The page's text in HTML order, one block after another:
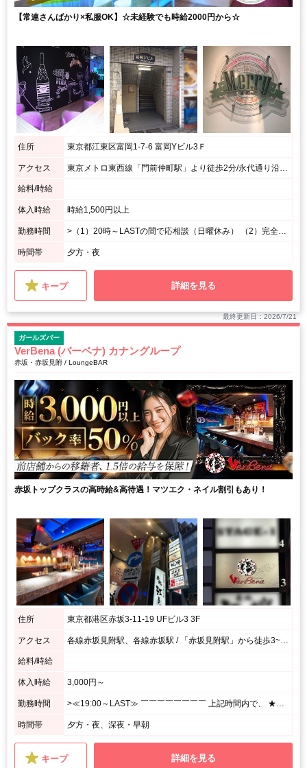
【常連さんばかり×私服OK】☆未経験でも時給2000円から☆
住所 東京都江東区富岡1-7-6 富岡Yビル3Ｆ
アクセス
給料/時給
体入時給 時給1,500円以上
勤務時間
時間帯 夕方・夜
キープ 詳細を見る
最終更新日：2026/7/21
ガールズバー
VerBena (バーベナ) カナングループ
赤坂・赤坂見附 / LoungeBAR
赤坂トップクラスの高時給&高待遇！マツエク・ネイル割引もあり！
住所 東京都港区赤坂3-11-19 UFビル3 3F
アクセス
給料/時給
体入時給 3,000円～
勤務時間
時間帯 夕方・夜、深夜・早朝
キープ 詳細を見る